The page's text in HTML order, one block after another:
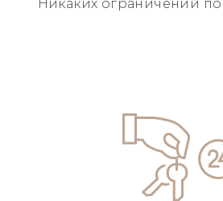
Никаких ограничений